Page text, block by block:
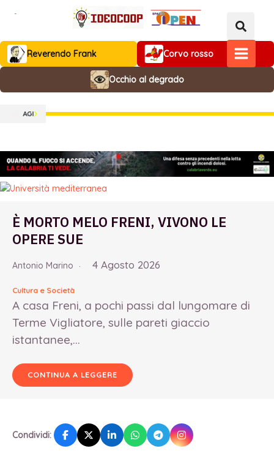
MAIN
Reverendo Frank Corvo rosso
Occhio al degrado
È MORTO MELO FRENI, VIVONO LE
OPERE SUE
Antonio Marino 4 Agosto 2026
Cultura e Società
A casa Freni, a pochi passi dal lungomare di
Terme Vigliatore, sulle pareti giaccio
istantanee,...
CONTINUA A LEGGERE
Condividi: